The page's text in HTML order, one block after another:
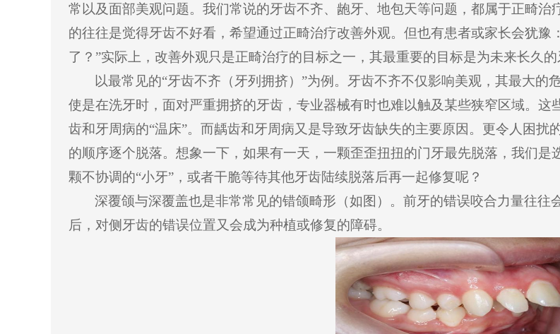
常以及面部美观问题。我们常说的牙齿不齐、龅牙、地包天等问题，都属于正畸治
的往往是觉得牙齿不好看，希望通过正畸治疗改善外观。但也有患者或家长会犹
了？”实际上，改善外观只是正畸治疗的目标之一，其最重要的目标是为未来长久的
以最常见的“牙齿不齐（牙列拥挤）”为例。牙齿不齐不仅影响美观，其最大
使是在洗牙时，面对严重拥挤的牙齿，专业器械有时也难以触及某些狭窄区域。
齿和牙周病的“温床”。而龋齿和牙周病又是导致牙齿缺失的主要原因。更令人困
的顺序逐个脱落。想象一下，如果有一天，一颗歪歪扭扭的门牙最先脱落，我们
颗不协调的“小牙”，或者干脆等待其他牙齿陆续脱落后再一起修复呢？
深覆颌与深覆盖也是非常常见的错颌畸形（如图）。前牙的错误咬合力量往
后，对侧牙齿的错误位置又会成为种植或修复的障碍。